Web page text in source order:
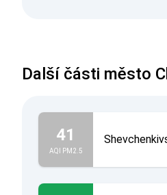
Další části město
41
AQI PM2.5